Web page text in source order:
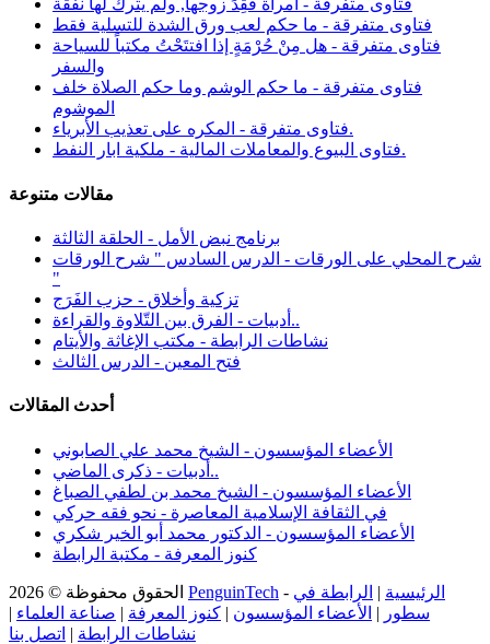
فتاوى متفرقة - امرأة فُقِدَ زوجها, ولم يترك لها نفقة
فتاوى متفرقة - ما حكم لعب ورق الشدة للتسلية فقط
فتاوى متفرقة - هل مِنْ حُرْمَةٍ إذا افتتَحْتُ مكتباً للسياحة
والسفر
فتاوى متفرقة - ما حكم الوشم وما حكم الصلاة خلف
الموشوم
فتاوى متفرقة - المكره على تعذيب الأبرياء.
فتاوى البيوع والمعاملات المالية - ملكية ابار النفط.
مقالات متنوعة
برنامج نبض الأمل - الحلقة الثالثة
شرح المحلي على الورقات - الدرس السادس " شرح الورقات
"
تزكية وأخلاق - حزب الفَرَج
أدبيات - الفرق بين التّلاوة والقراءة..
نشاطات الرابطة - مكتب الإغاثة والأيتام
فتح المعين - الدرس الثالث
أحدث المقالات
الأعضاء المؤسسون - الشيخ محمد علي الصابوني
أدبيات - ذكرى الماضي..
الأعضاء المؤسسون - الشيخ محمد بن لطفي الصباغ
في الثقافة الإسلامية المعاصرة - نحو فقه حركي
الأعضاء المؤسسون - الدكتور محمد أبو الخير شكري
كنوز المعرفة - مكتبة الرابطة
PenguinTech - الرئيسية | الرابطة في
سطور | الأعضاء المؤسسون | كنوز المعرفة | صناعة العلماء |
نشاطات الرابطة | اتصل بنا